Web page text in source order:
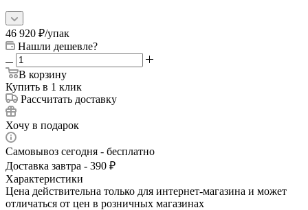
46 920 ₽/упак
Нашли дешевле?
В корзину
Купить в 1 клик
Рассчитать доставку
Хочу в подарок
Самовывоз сегодня - бесплатно
Доставка завтра - 390 ₽
Характеристики
Цена действительна только для интернет-магазина и может
отличаться от цен в розничных магазинах